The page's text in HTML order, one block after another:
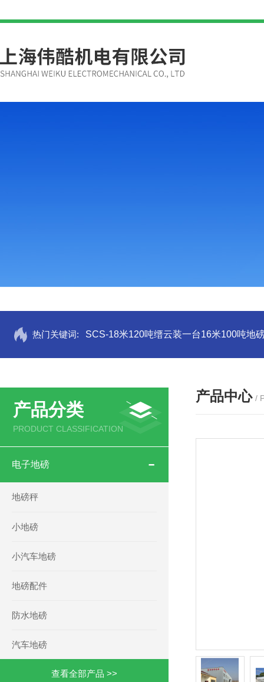
热门关键词: SCS-18米120吨缙云装一台16米100吨地
产品分类
PRODUCT CLASSIFICATION
电子地磅
地磅秤
小地磅
小汽车地磅
地磅配件
防水地磅
汽车地磅
查看全部产品 >>
产品中心 /